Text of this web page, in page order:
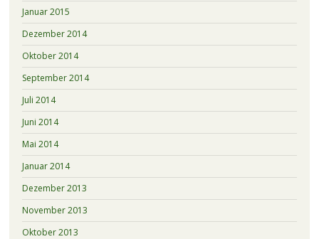
Januar 2015
Dezember 2014
Oktober 2014
September 2014
Juli 2014
Juni 2014
Mai 2014
Januar 2014
Dezember 2013
November 2013
Oktober 2013